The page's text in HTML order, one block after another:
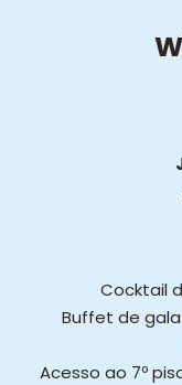
Cocktail
Buffet de
Acesso ao 7º